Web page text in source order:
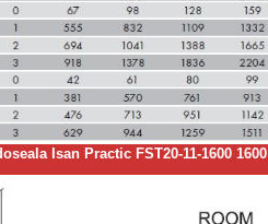
Isan Practic FST20-11-1600